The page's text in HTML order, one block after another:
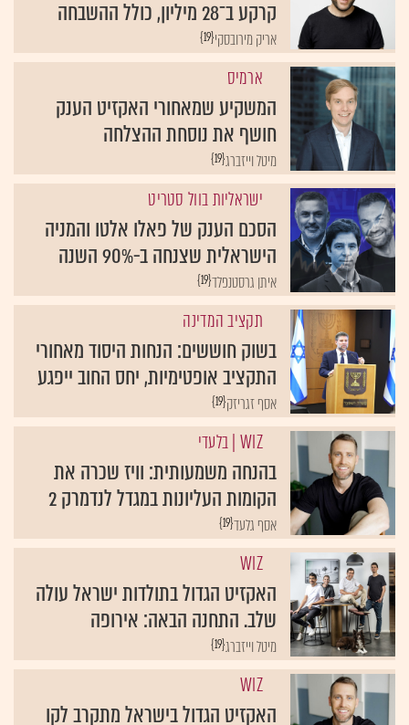
קרקע ב־28 מיליון, כולל ההשבחה
{19}אריק מירובסקי
ארמיס
המשקיע שמאחורי האקזיט הענק
חושף את נוסחת ההצלחה
{19}מיטל וייזברג
ישראליות בוול סטריט
הסכם הענק של פאלו אלטו והמניה
הישראלית שצנחה ב-90% השנה
{19}איתן גרסטנפלד
תקציב המדינה
בשוק חוששים: הנחות היסוד מאחורי
התקציב אופטימיות, יחס החוב ייפגע
{19}אסף זגריזק
WIZ| בלעדי
בהנחה משמעותית: וויז שכרה את
הקומות העליונות במגדל לנדמרק 2
{19}אסף גלעד
WIZ
האקזיט הגדול בתולדות ישראל עולה
שלב. התחנה הבאה: אירופה
{19}מיטל וייזברג
WIZ
האקזיט הגדול בישראל מתקרב לקו